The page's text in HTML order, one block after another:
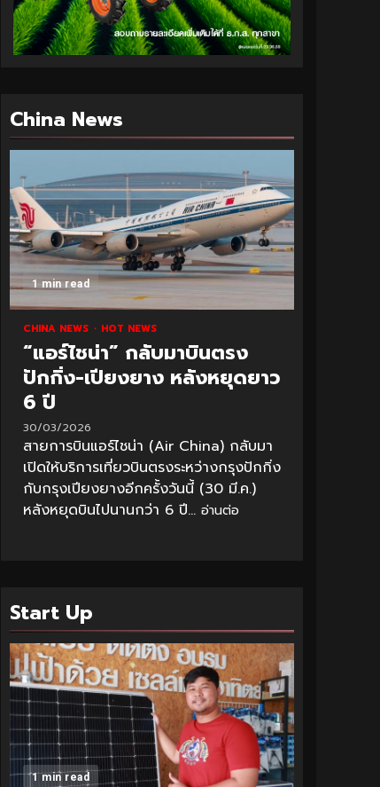
China News
1 min read
CHINA NEWS HOT NEWS
“แอร์ไชน่า” กลับมาบินตรง
ปักกิ่ง-เปียงยาง หลังหยุดยาว
6 ปี
30/03/2026
สายการบินแอร์ไชน่า (Air China) กลับมา
เปิดให้บริการเที่ยวบินตรงระหว่างกรุงปักกิ่ง
กับกรุงเปียงยางอีกครั้งวันนี้ (30 มี.ค.)
หลังหยุดบินไปนานกว่า 6 ปี... อ่านต่อ
Start Up
1 min read